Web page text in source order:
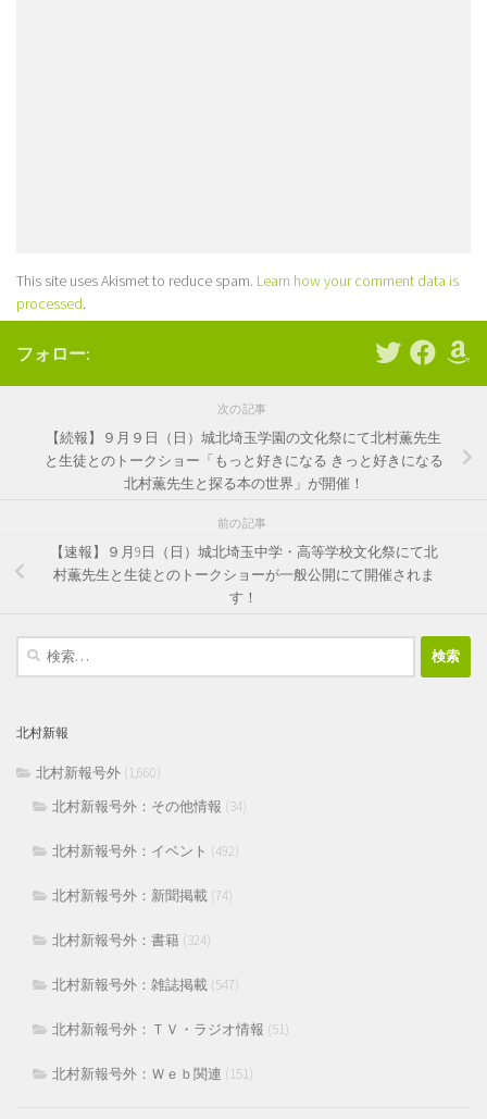
This site uses Akismet to reduce spam. Learn how your comment data is
processed.
フォロー:
次の記事
【続報】９月９日（日）城北埼玉学園の文化祭にて北村薫先生
と生徒とのトークショー「もっと好きになる きっと好きになる
北村薫先生と探る本の世界」が開催！
前の記事
【速報】９月9日（日）城北埼玉中学・高等学校文化祭にて北
村薫先生と生徒とのトークショーが一般公開にて開催されま
す！
検
北村新報
北村新報号外 (1,660)
北村新報号外：その他情報 (34)
北村新報号外：イベント (492)
北村新報号外：新聞掲載 (74)
北村新報号外：書籍 (324)
北村新報号外：雑誌掲載 (547)
北村新報号外：ＴＶ・ラジオ情報 (51)
北村新報号外：Ｗｅｂ関連 (151)